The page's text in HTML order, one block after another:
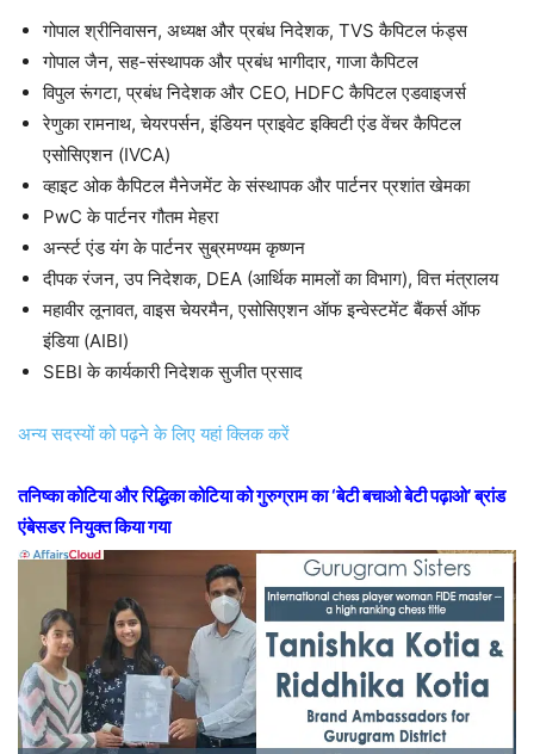
गोपाल श्रीनिवासन, अध्यक्ष और प्रबंध निदेशक, TVS कैपिटल फंड्स
गोपाल जैन, सह-संस्थापक और प्रबंध भागीदार, गाजा कैपिटल
विपुल रूंगटा, प्रबंध निदेशक और CEO, HDFC कैपिटल एडवाइजर्स
रेणुका रामनाथ, चेयरपर्सन, इंडियन प्राइवेट इक्विटी एंड वेंचर कैपिटल
एसोसिएशन (IVCA)
व्हाइट ओक कैपिटल मैनेजमेंट के संस्थापक और पार्टनर प्रशांत खेमका
PwC के पार्टनर गौतम मेहरा
अर्न्स्ट एंड यंग के पार्टनर सुब्रमण्यम कृष्णन
दीपक रंजन, उप निदेशक, DEA (आर्थिक मामलों का विभाग), वित्त मंत्रालय
महावीर लूनावत, वाइस चेयरमैन, एसोसिएशन ऑफ इन्वेस्टमेंट बैंकर्स ऑफ
इंडिया (AIBI)
SEBI के कार्यकारी निदेशक सुजीत प्रसाद
अन्य सदस्यों को पढ़ने के लिए यहां क्लिक करें
तनिष्का कोटिया और रिद्धिका कोटिया को गुरुग्राम का ‘बेटी बचाओ बेटी पढ़ाओ’ ब्रांड
एंबेसडर नियुक्त किया गया